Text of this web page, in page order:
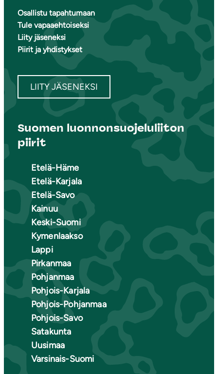
Osallistu tapahtumaan
Tule vapaaehtoiseksi
Liity jäseneksi
Piirit ja yhdistykset
LIITY JÄSENEKSI
Suomen luonnonsuojeluliiton
piirit
Etelä-Häme
Etelä-Karjala
Etelä-Savo
Kainuu
Keski-Suomi
Kymenlaakso
Lappi
Pirkanmaa
Pohjanmaa
Pohjois-Karjala
Pohjois-Pohjanmaa
Pohjois-Savo
Satakunta
Uusimaa
Varsinais-Suomi